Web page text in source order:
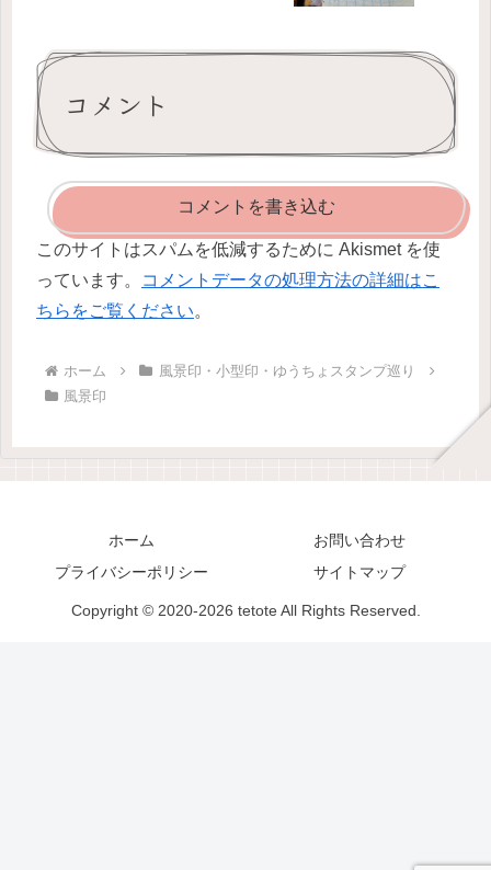
コメント
コメントを書き込む
このサイトはスパムを低減するために Akismet を使
っています。
コメントデータの処理方法の詳細はこ
ちらをご覧ください。
ホーム
風景印・小型印・ゆうちょスタンプ巡り
風景印
ホーム
お問い合わせ
プライバシーポリシー
サイトマップ
Copyright © 2020-2026 tetote All Rights Reserved.